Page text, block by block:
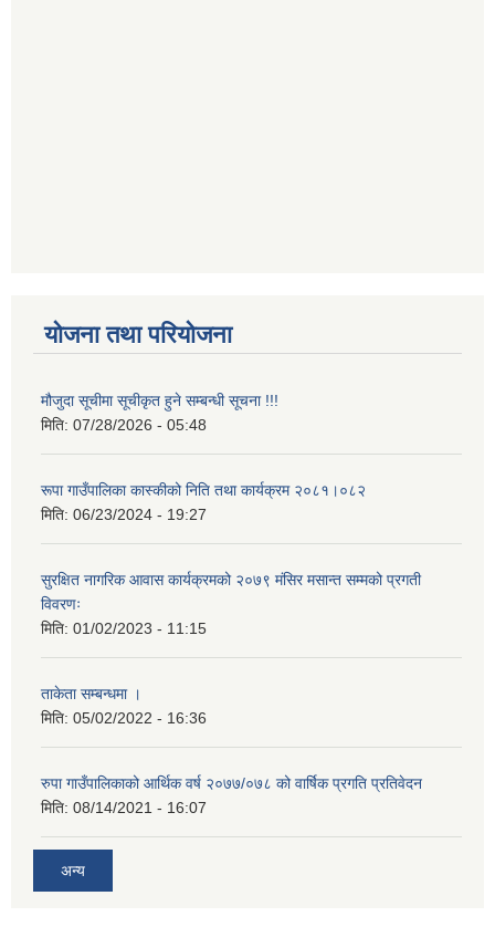
योजना तथा परियोजना
मौजुदा सूचीमा सूचीकृत हुने सम्बन्धी सूचना !!!
मिति: 07/28/2026 - 05:48
रूपा गाउँपालिका कास्कीको निति तथा कार्यक्रम २०८१।०८२
मिति: 06/23/2024 - 19:27
सुरक्षित नागरिक आवास कार्यक्रमको २०७९ मंसिर मसान्त सम्मको प्रगती
विवरणः
मिति: 01/02/2023 - 11:15
ताकेता सम्बन्धमा ।
मिति: 05/02/2022 - 16:36
रुपा गाउँपालिकाको आर्थिक वर्ष २०७७/०७८ को वार्षिक प्रगति प्रतिवेदन
मिति: 08/14/2021 - 16:07
अन्य